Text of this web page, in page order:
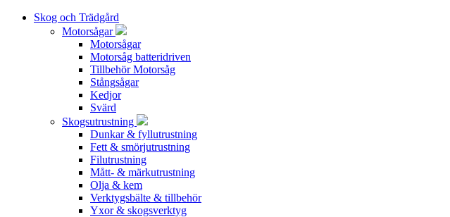
Skog och Trädgård
Motorsågar
Motorsågar
Motorsåg batteridriven
Tillbehör Motorsåg
Stångsågar
Kedjor
Svärd
Skogsutrustning
Dunkar & fyllutrustning
Fett & smörjutrustning
Filutrustning
Mått- & märkutrustning
Olja & kem
Verktygsbälte & tillbehör
Yxor & skogsverktyg